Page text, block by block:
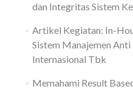
dan Integritas Sistem
Artikel Kegiatan: In-
Sistem Manajemen Anti
Internasional Tbk
Memahami Result